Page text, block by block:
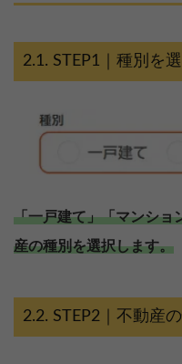
STEP1｜種別を
「一戸建て」「マンショ
産の種別を選択します。
STEP2｜不動産